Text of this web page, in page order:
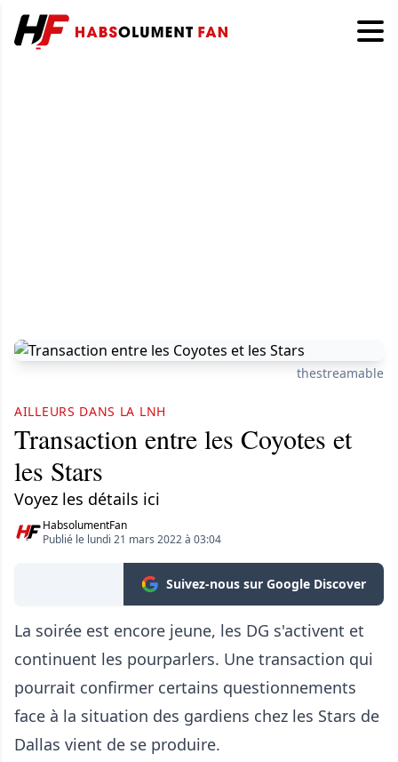
thestreamable
AILLEURS DANS LA LNH
Transaction entre les Coyotes et
les Stars
Voyez les détails ici
HabsolumentFan
Publié le lundi 21 mars 2022 à 03:04
Suivez-nous sur Google Discover
La soirée est encore jeune, les DG s'activent et
continuent les pourparlers. Une transaction qui
pourrait confirmer certains questionnements
face à la situation des gardiens chez les Stars de
Dallas vient de se produire.